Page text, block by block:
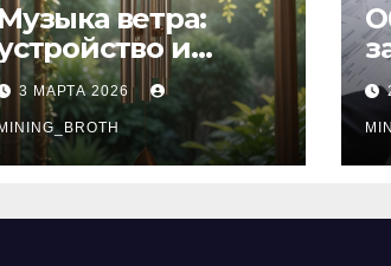
ветра:
и
3 МАРТА 2026